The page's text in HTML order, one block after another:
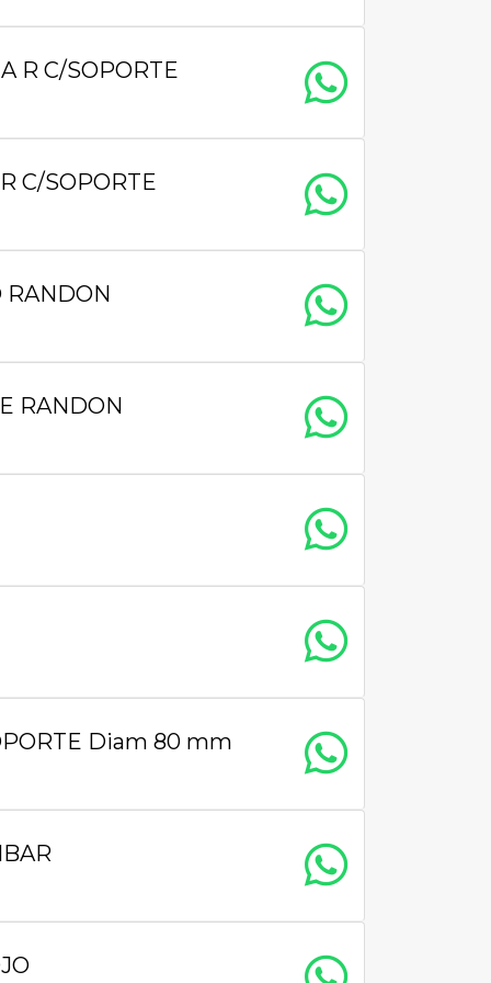
R C/SOPORTE
C/SOPORTE
RANDON
RANDON
Diam 80 mm